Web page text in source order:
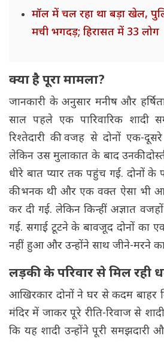
मॉल में चल रहा था बड़ा खेल,
मची भगदड़; हिरासत में 33 लोग
क्या है पूरा मामला?
जानकारी के अनुसार मनीष और
साल पहले एक पारिवारिक शादी
रिश्तेदारी की वजह से दोनों एक-
लेकिन उस मुलाकात के बाद उनकी
धीरे बात प्यार तक पहुंच गई. दोनों के
की भनक थी और एक वक्त ऐसा भी
कर दी गई. लेकिन किन्हीं अज्ञात
गई. सगाई टूटने के बावजूद दोनों का
नहीं हुआ और उन्होंने साथ जीने-मरने
लड़की के परिवार से मिल रही
आखिरकार दोनों ने घर से कदम बाहर
मंदिर में जाकर पूरे रीति-रिवाज से
कि यह शादी उन्होंने पूरी समझदारी